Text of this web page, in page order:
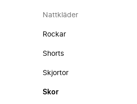
Nattkläder
Rockar
Shorts
Skjortor
Skor